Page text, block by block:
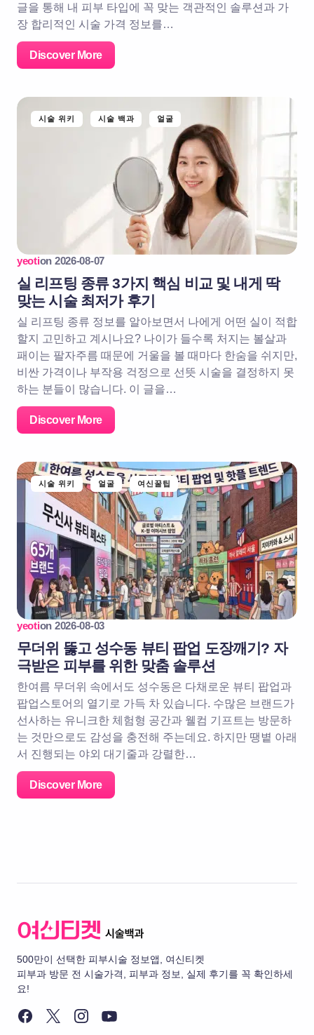
글을 통해 내 피부 타입에 꼭 맞는 객관적인 솔루션과 가
장 합리적인 시술 가격 정보를…
Discover More
시술 위키 시술 백과 얼굴
yeotion 2026-08-07
실 리프팅 종류 3가지 핵심 비교 및 내게 딱
맞는 시술 최저가 후기
실 리프팅 종류 정보를 알아보면서 나에게 어떤 실이 적합
할지 고민하고 계시나요? 나이가 들수록 처지는 볼살과
패이는 팔자주름 때문에 거울을 볼 때마다 한숨을 쉬지만,
비싼 가격이나 부작용 걱정으로 선뜻 시술을 결정하지 못
하는 분들이 많습니다. 이 글을…
Discover More
시술 위키 얼굴 여신꿀팁
yeotion 2026-08-03
무더위 뚫고 성수동 뷰티 팝업 도장깨기? 자
극받은 피부를 위한 맞춤 솔루션
한여름 무더위 속에서도 성수동은 다채로운 뷰티 팝업과
팝업스토어의 열기로 가득 차 있습니다. 수많은 브랜드가
선사하는 유니크한 체험형 공간과 웰컴 기프트는 방문하
는 것만으로도 감성을 충전해 주는데요. 하지만 땡볕 아래
서 진행되는 야외 대기줄과 강렬한…
Discover More
500만이 선택한 피부시술 정보앱, 여신티켓
피부과 방문 전 시술가격, 피부과 정보, 실제 후기를 꼭 확인하세
요!